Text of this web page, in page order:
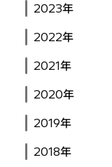
2023年
2022年
2021年
2020年
2019年
2018年